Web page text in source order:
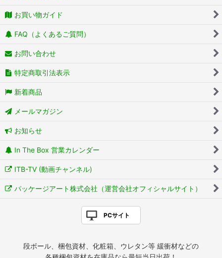
お買い物ガイド
FAQ（よくあるご質問）
お問い合わせ
特定商取引法表示
新着商品
メールマガジン
お知らせ
In The Box 営業カレンダー
ITB-TV (動画チャンネル)
パッケージアート株式会社（運営会社オフィシャルサイト）
PCサイト
段ボール、梱包資材、化粧箱、ウレタン等 緩衝材などの